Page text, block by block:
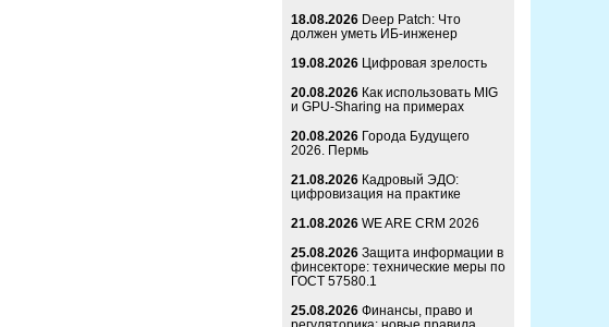
18.08.2026 Deep Patch: Что
должен уметь ИБ-инженер
19.08.2026 Цифровая зрелость
20.08.2026 Как использовать MIG
и GPU-Sharing на примерах
20.08.2026 Города Будущего
2026. Пермь
21.08.2026 Кадровый ЭДО:
цифровизация на практике
21.08.2026 WE ARE CRM 2026
25.08.2026 Защита информации в
финсекторе: технические меры по
ГОСТ 57580.1
25.08.2026 Финансы, право и